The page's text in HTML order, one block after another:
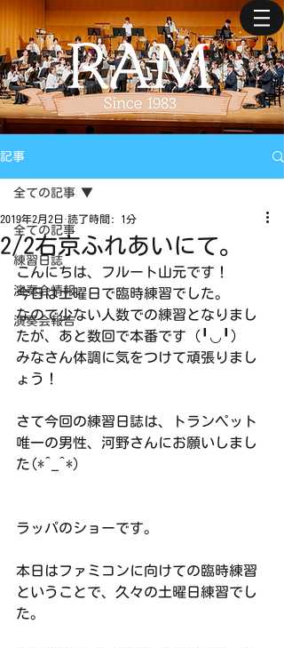
記事
全ての記事
練習日誌
演奏会情報
演奏会報告
全ての記事
2/2右京ふれあいにて。
2019年2月2日 読了時間: 1分
こんにちは、フルート山元です！
今日は土曜日で臨時練習でした。
なので少ない人数での練習となりまし
たが、あと数回で本番です（╹◡╹）
みなさん体調に気をつけて頑張りまし
ょう！
さて今回の練習日誌は、トランペット
唯一の男性、河野さんにお願いしまし
た(*^_^*)
ラッパのショーです。
本日はファミコンに向けての臨時練習
ということで、久々の土曜日練習でし
た。